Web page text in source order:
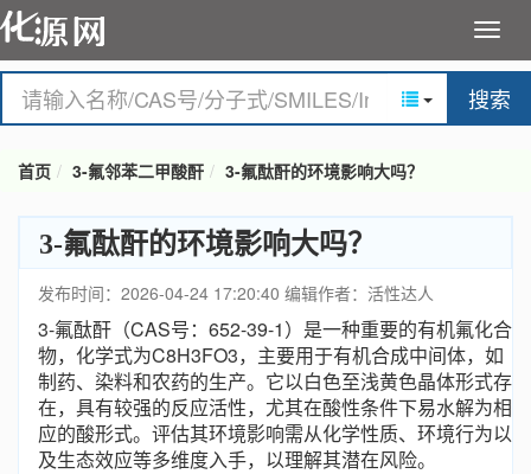
搜索
首页 3-氟邻苯二甲酸酐 3-氟酞酐的环境影响大吗？
3-氟酞酐的环境影响大吗？
发布时间：2026-04-24 17:20:40 编辑作者：活性达人
3-氟酞酐（CAS号：652-39-1）是一种重要的有机氟化合
物，化学式为C8H3FO3，主要用于有机合成中间体，如
制药、染料和农药的生产。它以白色至浅黄色晶体形式存
在，具有较强的反应活性，尤其在酸性条件下易水解为相
应的酸形式。评估其环境影响需从化学性质、环境行为以
及生态效应等多维度入手，以理解其潜在风险。